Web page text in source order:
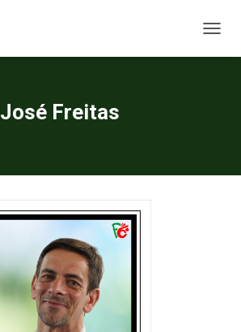
L
José Freitas